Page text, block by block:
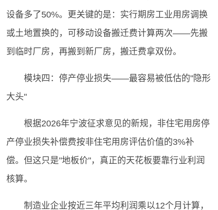
设备多了50%。更关键的是：实行期房工业用房调换
或土地置换的，可移动设备搬迁费计算两次——先搬
到临时厂房，再搬到新厂房，搬迁费拿双份。
模块四：停产停业损失——最容易被低估的"隐形
大头"
根据2026年宁波征求意见的新规，非住宅用房停
产停业损失补偿费按非住宅用房评估价值的3%补
偿。但这只是"地板价"，真正的天花板要靠行业利润
核算。
制造业企业按近三年平均利润乘以12个月计算，